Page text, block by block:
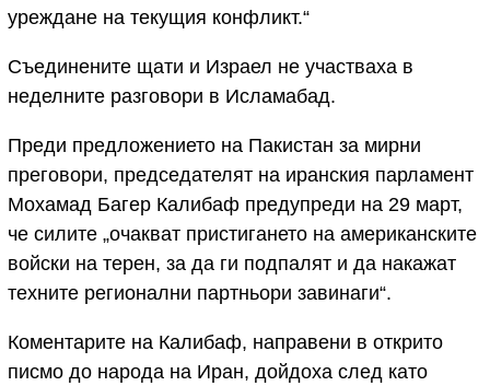
уреждане на текущия конфликт.“
Съединените щати и Израел не участваха в
неделните разговори в Исламабад.
Преди предложението на Пакистан за мирни
преговори, председателят на иранския парламент
Мохамад Багер Калибаф предупреди на 29 март,
че силите „очакват пристигането на американските
войски на терен, за да ги подпалят и да накажат
техните регионални партньори завинаги“.
Коментарите на Калибаф, направени в открито
писмо до народа на Иран, дойдоха след като